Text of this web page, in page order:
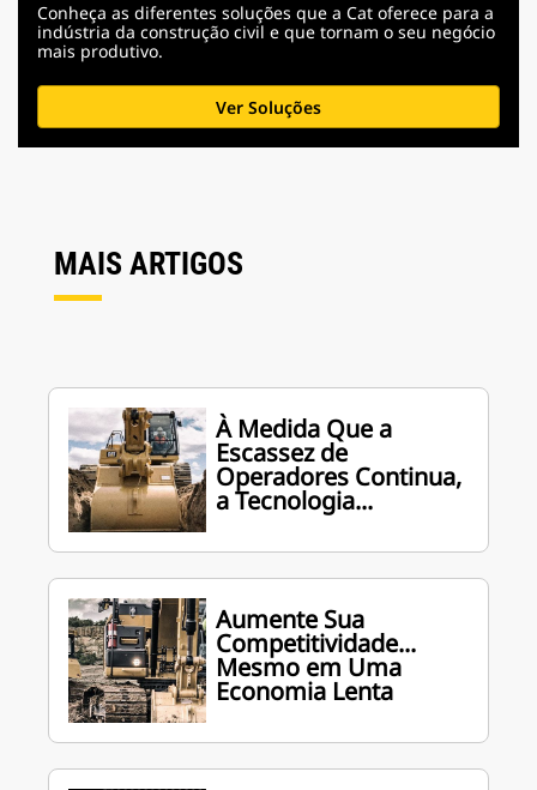
Conheça as diferentes soluções que a Cat oferece para a
indústria da construção civil e que tornam o seu negócio
mais produtivo.
Ver Soluções
MAIS ARTIGOS
À Medida Que a
Escassez de
Operadores Continua,
a Tecnologia...
Aumente Sua
Competitividade...
Mesmo em Uma
Economia Lenta